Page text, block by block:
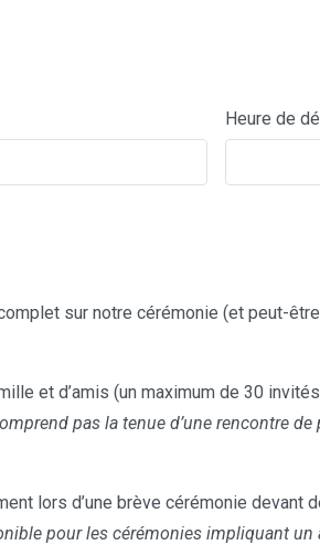
Heure de
sur notre cérémonie (et peut-
et d’amis (un maximum de 30
pas la tenue d’une rencontre
lors d’une brève cérémonie devant
pour les cérémonies impliquant